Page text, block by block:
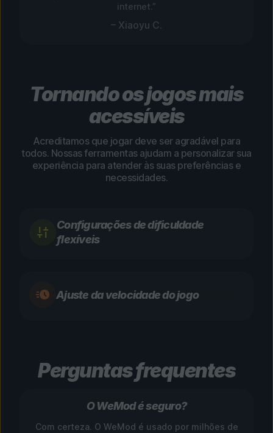
internet.”
– Xiaoyu C.
Tornando os jogos mais
acessíveis
Acreditamos que jogar deve ser agradável para
todos. Nossas ferramentas ajudam a personalizar sua
experiência para atender às suas preferências e
necessidades.
Configurações de dificuldade
flexíveis
Ajuste da velocidade do jogo
Perguntas frequentes
O WeMod é seguro?
Com certeza. O WeMod é usado por milhões de